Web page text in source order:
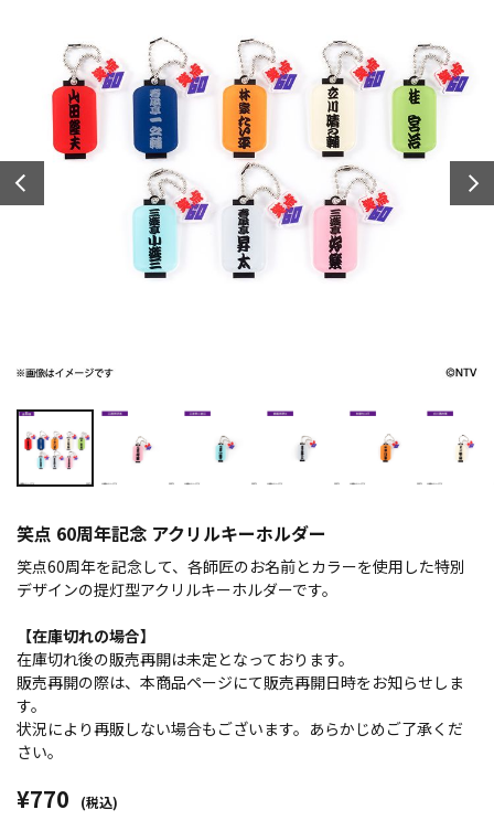
笑点 60周年記念 アクリルキーホルダー
笑点60周年を記念して、各師匠のお名前とカラーを使用した特別
デザインの提灯型アクリルキーホルダーです。
【在庫切れの場合】
在庫切れ後の販売再開は未定となっております。
販売再開の際は、本商品ページにて販売再開日時をお知らせしま
す。
状況により再販しない場合もございます。あらかじめご了承くだ
さい。
¥770 (税込)